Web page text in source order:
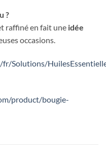
?
raffiné en fait une idée
occasions.
Solutions/
product/bougie-